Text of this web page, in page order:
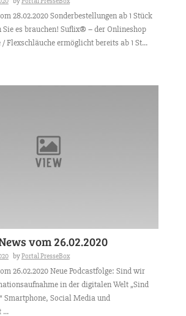
28.02.2020 Sonderbestellungen ab 1 Stück
Sie es brauchen! Suflix® – der Onlineshop
Flexschläuche ermöglicht bereits ab 1 St...
vom 26.02.2020
byPortal PresseBox
26.02.2020 Neue Podcastfolge: Sind wir
in der digitalen Welt „Sind
Smartphone, Social Media und
...